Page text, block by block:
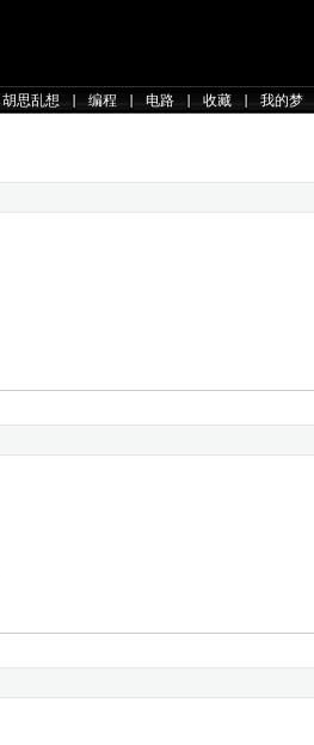
胡思乱想 编程 电路 收藏 我的梦